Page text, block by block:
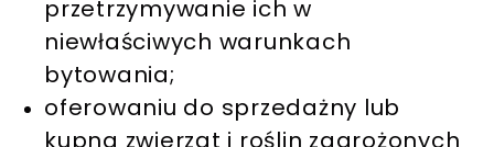
przetrzymywanie ich w
niewłaściwych warunkach
bytowania;
oferowaniu do sprzedażny lub
kupna zwierząt i roślin zagrożonych